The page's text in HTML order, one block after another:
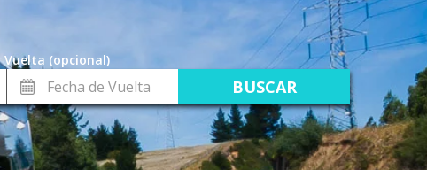
Vuelta (opcional)
Fecha
de
Vuelta